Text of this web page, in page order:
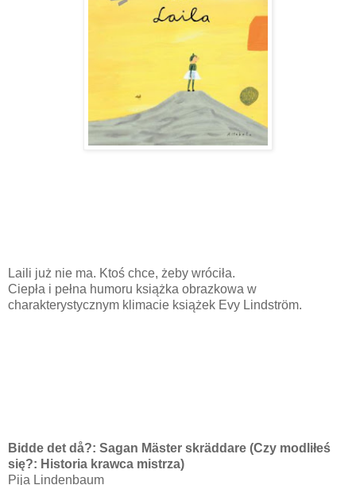
Laili już nie ma. Ktoś chce, żeby wróciła.
Ciepła i pełna humoru książka obrazkowa w
charakterystycznym klimacie książek Evy Lindström.
Bidde det då?: Sagan Mäster skräddare (Czy modliłeś
się?: Historia krawca mistrza)
Pija Lindenbaum